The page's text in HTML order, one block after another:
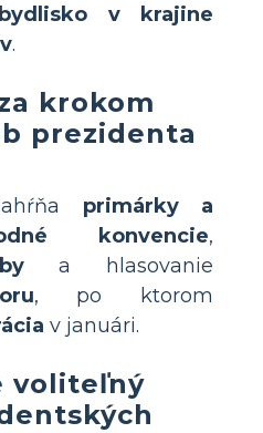
bydlisko v krajine
.
krokom
prezidenta
primárky a
konvencie,
a hlasovanie
, po ktorom
v januári.
voliteľný